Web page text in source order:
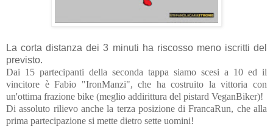
La corta distanza dei 3 minuti ha riscosso meno iscritti del
previsto.
Dai 15 partecipanti della seconda tappa siamo scesi a 10 ed il
vincitore è Fabio "IronManzi", che ha costruito la vittoria con
un'ottima frazione bike (meglio addirittura del pistard VeganBiker)!
Di assoluto rilievo anche la terza posizione di FrancaRun, che alla
prima partecipazione si mette dietro sette uomini!